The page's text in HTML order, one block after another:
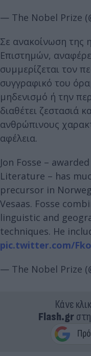
— The Nobel Prize
Σε ανακοίνωση της
Επιστημών,
συμμερίζεται τον
συγγραφικό του
μηδενισμό ή την
διαθέτει ζεστασιά
ανθρώπινους
αφέλεια.
Jon Fosse –
Literature – has
precursor in
Vesaas. Fosse
linguistic and
techniques. He
pic.twitter.com/
— The Nobel Prize
Κάνε
Flash.gr